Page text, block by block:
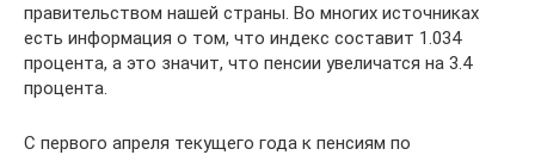
правительством нашей страны. Во многих источниках
есть информация о том, что индекс составит 1.034
процента, а это значит, что пенсии увеличатся на 3.4
процента.
С первого апреля текущего года к пенсиям по